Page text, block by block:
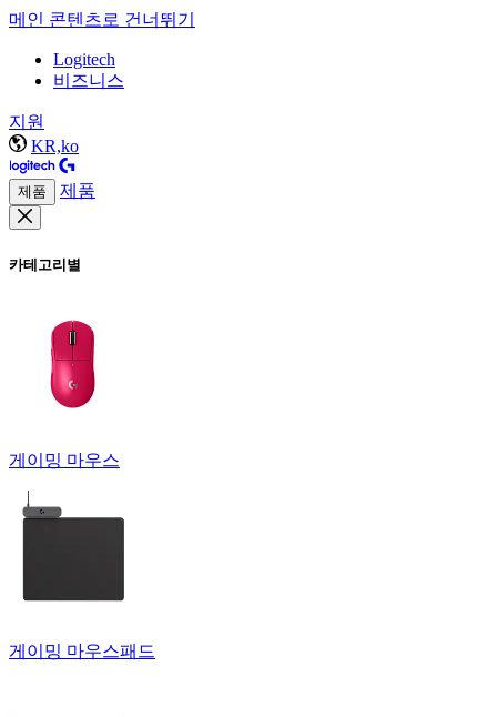
메인 콘텐츠로 건너뛰기
Logitech
비즈니스
지원
KR,ko
제품 제품
카테고리별
게이밍 마우스
게이밍 마우스패드